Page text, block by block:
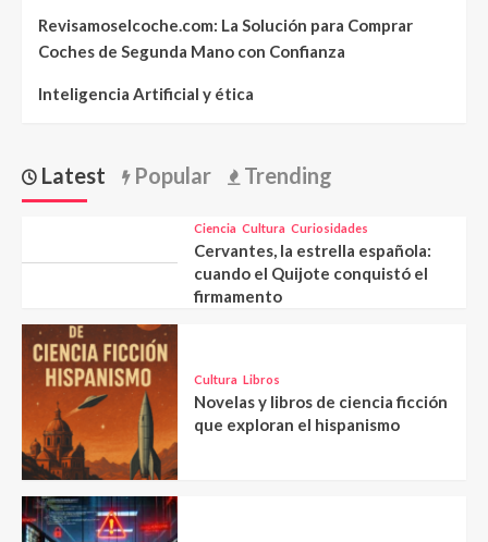
Revisamoselcoche.com: La Solución para Comprar
Coches de Segunda Mano con Confianza
Inteligencia Artificial y ética
Latest Popular Trending
Ciencia Cultura Curiosidades
Cervantes, la estrella española:
cuando el Quijote conquistó el
firmamento
Cultura Libros
Novelas y libros de ciencia ficción
que exploran el hispanismo